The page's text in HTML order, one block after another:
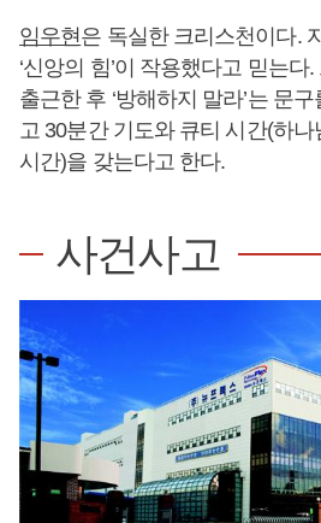
임우현은 독실한 크리스천이다.
‘신앙의 힘’이 작용했다고 믿는
출근한 후 ‘방해하지 말라’는 문
고 30분간 기도와 큐티 시간(하
시간)을 갖는다고 한다.
사건사고